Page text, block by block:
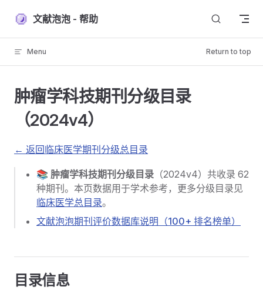
Skip to content
文献泡泡 - 帮助
Menu Return to top
肿瘤学科技期刊分级目录
（2024v4）
← 返回临床医学期刊分级总目录
📚 肿瘤学科技期刊分级目录 （2024v4）共收录 62
种期刊。本页数据用于学术参考，更多分级目录见
临床医学总目录。
文献泡泡期刊评价数据库说明（100+ 排名榜单）
目录信息